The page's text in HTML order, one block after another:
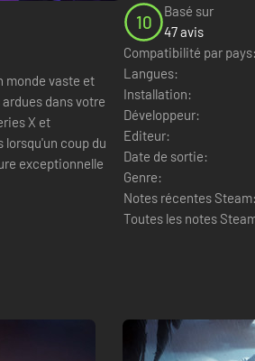
monde vaste et
dans votre
X et
exceptionnelle
10
Basé sur
47 avis
Compatibilité par pays:
Langues:
Installation:
Développeur:
Editeur:
Date de sortie:
Genre:
Notes récentes Steam:
Toutes les notes